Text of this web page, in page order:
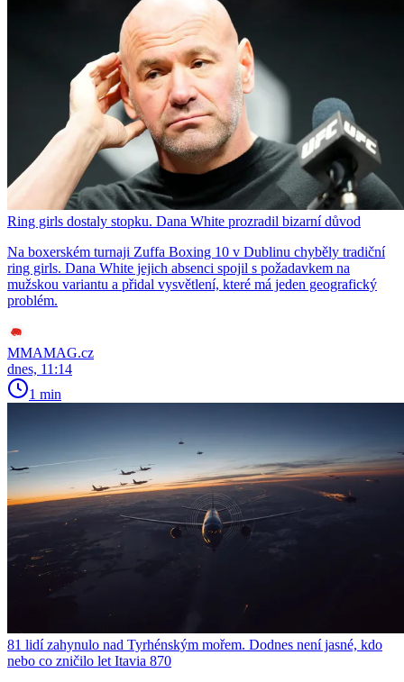
Ring girls dostaly stopku. Dana White prozradil bizarní důvod
Na boxerském turnaji Zuffa Boxing 10 v Dublinu chyběly tradiční
ring girls. Dana White jejich absenci spojil s požadavkem na
mužskou variantu a přidal vysvětlení, které má jeden geografický
problém.
MMAMAG.cz
dnes, 11:14
1 min
81 lidí zahynulo nad Tyrhénským mořem. Dodnes není jasné, kdo
nebo co zničilo let Itavia 870